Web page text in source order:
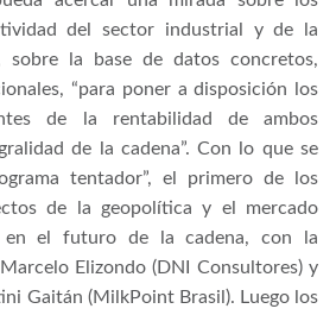
del sector industrial y de la
sobre la base de datos concretos,
“para poner a disposición los
de la rentabilidad de ambos
de la cadena”. Con lo que se
tentador”, el primero de los
de la geopolítica y el mercado
en el futuro de la cadena, con la
Elizondo (DNI Consultores) y
Gaitán (MilkPoint Brasil). Luego los